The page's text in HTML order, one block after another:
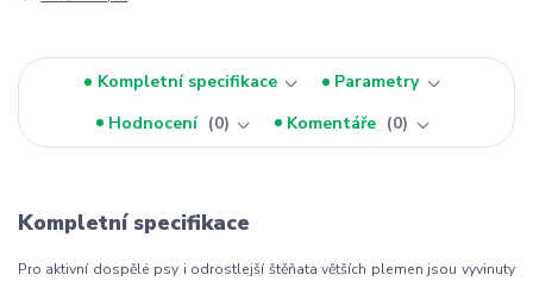
Kompletní specifikace
Parametry
Hodnocení
0 Komentáře 0
Kompletní specifikace
Pro aktivní dospělé psy i odrostlejší štěňata větších plemen jsou vyvinuty